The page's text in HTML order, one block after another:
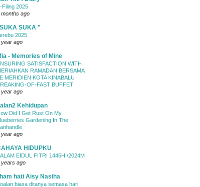
Filing 2025
months ago
SUKA "
2025
year ago
- Memories of Mine
SATISFACTION WITH
RAMADAN BERSAMA
MERIDIEN KOTA KINABALU
OF-FAST BUFFET
year ago
Kehidupan
Did I Get Rust On My
Gardening In The
year ago
HIDUPKU
EIDUL FITRI 1445H /2024M
years ago
hati Aisy Nasiha
biasa ditanya semasa hari